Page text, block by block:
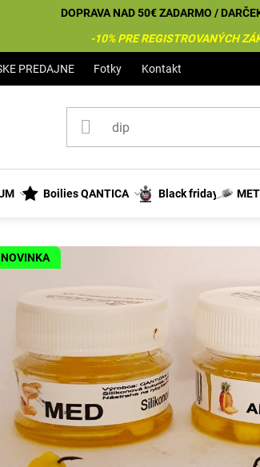
DOPRAVA NAD 50€ ZADARMO /
-10% PRE REGISTROVANÝCH
PREDAJNE Fotky Kontakt
Boilies QANTICA Black friday
NOVINKA